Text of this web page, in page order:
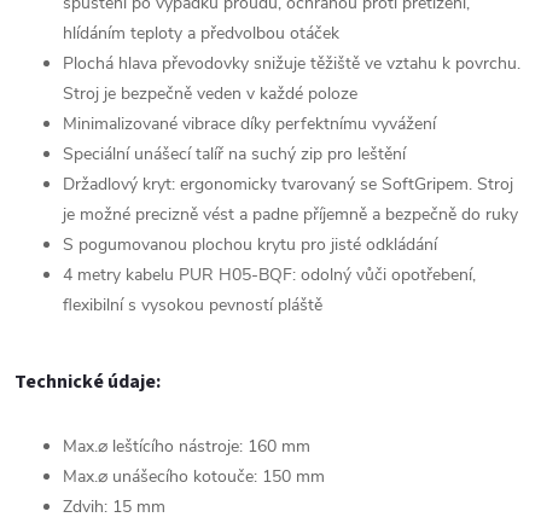
hlídáním teploty a předvolbou otáček
Plochá hlava převodovky snižuje těžiště ve vztahu k povrchu.
Stroj je bezpečně veden v každé poloze
Minimalizované vibrace díky perfektnímu vyvážení
Speciální unášecí talíř na suchý zip pro leštění
Držadlový kryt: ergonomicky tvarovaný se SoftGripem. Stroj
je možné precizně vést a padne příjemně a bezpečně do ruky
S pogumovanou plochou krytu pro jisté odkládání
4 metry kabelu PUR H05-BQF: odolný vůči opotřebení,
flexibilní s vysokou pevností pláště
Technické údaje:
Max.⌀ leštícího nástroje: 160 mm
Max.⌀ unášecího kotouče: 150 mm
Zdvih: 15 mm